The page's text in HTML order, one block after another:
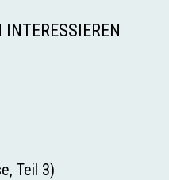
Teil 3)